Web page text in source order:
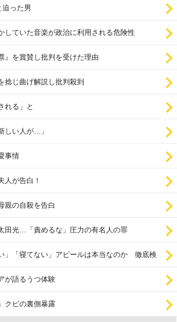
迫った男
していた音楽が政治に利用される危険性
』を賞賛し批判を受けた理由
捻じ曲げ解説し批判殺到
れる」と
しい人が…」
事情
人が告白！
親の自殺を告白
田光…「責めるな」圧力の有名人の罪
」「寝てない」アピールは本当なのか 徹底検
が語るうつ体験
クビの裏側暴露